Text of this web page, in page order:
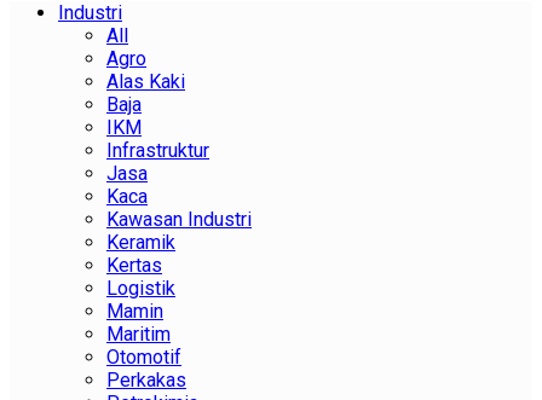
Industri
All
Agro
Alas Kaki
Baja
IKM
Infrastruktur
Jasa
Kaca
Kawasan Industri
Keramik
Kertas
Logistik
Mamin
Maritim
Otomotif
Perkakas